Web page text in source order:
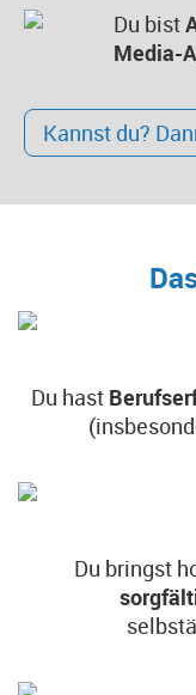
Du bist
Media-
Kannst du?
Du hast
Du bringst